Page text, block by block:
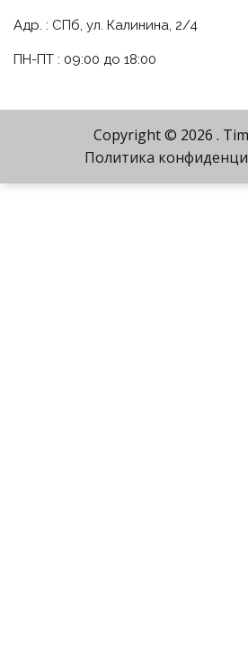
Адр. : СПб, ул. Калинина, 2/4
ПН-ПТ : 09:00 до 18:00
Copyright © 2026 .
Политика